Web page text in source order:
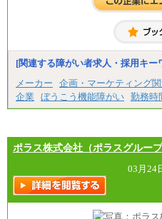
・修士卒：月給
※2025年度実績
※試用期間3か月
中途：
全職種共通
最低月給200,000円
※試用期間中も給
[関連する障がい者求人・採用キー
メーカー
企画・マーケティング
企業
ぼうこう機能障がい 勤務時
ポラス株式会社（ポラスグループ
03月24